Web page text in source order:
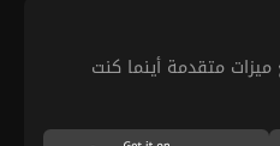
متقدمة أينما كنت